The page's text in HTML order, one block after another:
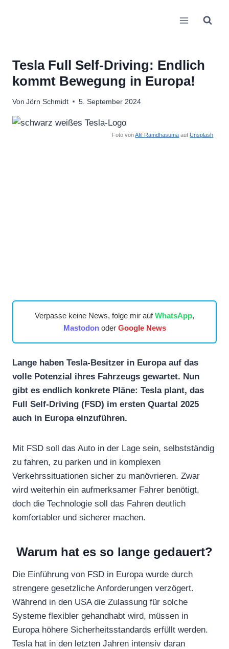
Tesla Full Self-Driving: Endlich
kommt Bewegung in Europa!
Von Jörn Schmidt 5. September 2024
Foto vonAfif Ramdhasuma aufUnsplash
Verpasse keine News, folge mir aufWhatsApp,
Mastodonoder Google News
Lange haben Tesla-Besitzer in Europa auf das
volle Potenzial ihres Fahrzeugs gewartet. Nun
gibt es endlich konkrete Pläne: Tesla plant, das
Full Self-Driving (FSD) im ersten Quartal 2025
auch in Europa einzuführen.
Mit FSD soll das Auto in der Lage sein, selbstständig
zu fahren, zu parken und in komplexen
Verkehrssituationen sicher zu manövrieren. Zwar
wird weiterhin ein aufmerksamer Fahrer benötigt,
doch die Technologie soll das Fahren deutlich
komfortabler und sicherer machen.
Warum hat es so lange gedauert?
Die Einführung von FSD in Europa wurde durch
strengere gesetzliche Anforderungen verzögert.
Während in den USA die Zulassung für solche
Systeme flexibler gehandhabt wird, müssen in
Europa höhere Sicherheitsstandards erfüllt werden.
Tesla hat in den letzten Jahren intensiv daran